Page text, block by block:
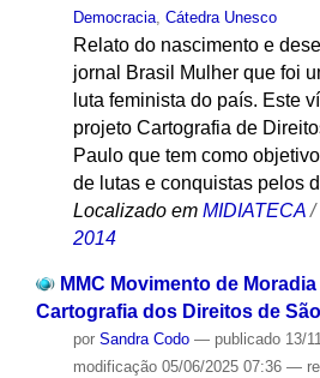
Democracia, Cátedra Unesco
Relato do nascimento e
jornal Brasil Mulher que foi
luta feminista do país. Este
projeto Cartografia de
Paulo que tem como
de lutas e conquistas pelos
Localizado em MIDIATECA /
2014
MMC Movimento de
Cartografia dos Direitos de
por Sandra Codo — publicado13/
modificação05/06/2025 07:36 —